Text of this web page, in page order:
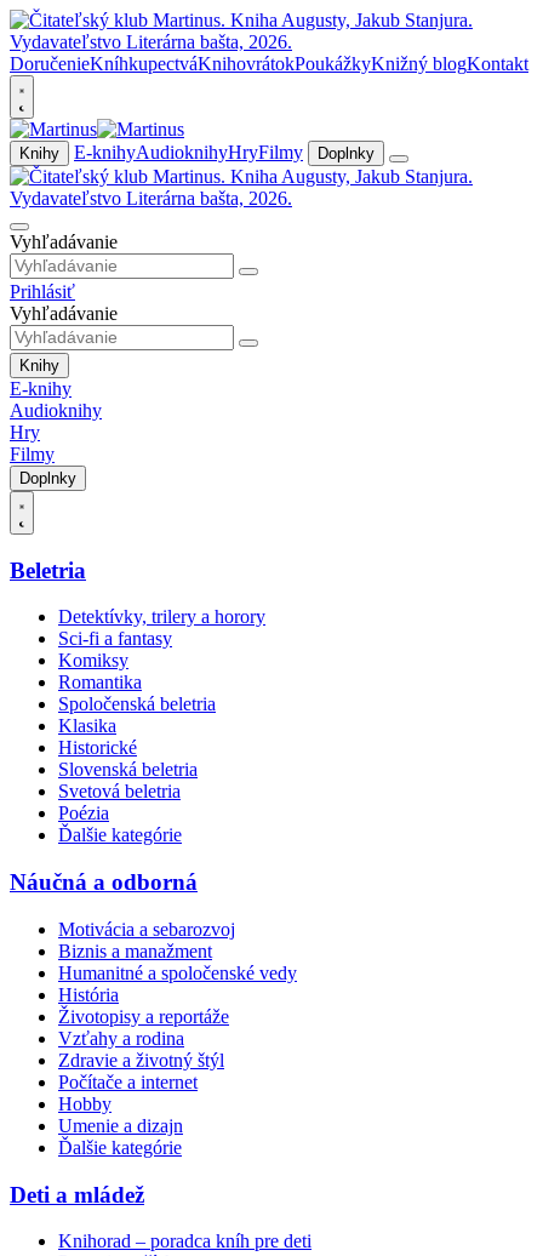
DoručenieKníhkupectváKnihovrátokPoukážkyKnižný blogKontakt
Knihy E-knihyAudioknihyHryFilmy Doplnky
Vyhľadávanie
Prihlásiť
Vyhľadávanie
Knihy
E-knihy
Audioknihy
Hry
Filmy
Doplnky
Beletria
Detektívky, trilery a horory
Sci-fi a fantasy
Komiksy
Romantika
Spoločenská beletria
Klasika
Historické
Slovenská beletria
Svetová beletria
Poézia
Ďalšie kategórie
Náučná a odborná
Motivácia a sebarozvoj
Biznis a manažment
Humanitné a spoločenské vedy
História
Životopisy a reportáže
Vzťahy a rodina
Zdravie a životný štýl
Počítače a internet
Hobby
Umenie a dizajn
Ďalšie kategórie
Deti a mládež
Knihorad – poradca kníh pre deti